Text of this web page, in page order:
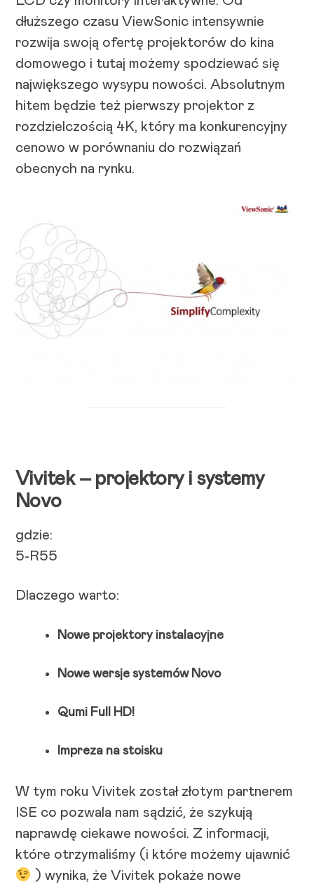
dłuższego czasu ViewSonic intensywnie
rozwija swoją ofertę projektorów do kina
domowego i tutaj możemy spodziewać się
największego wysypu nowości. Absolutnym
hitem będzie też pierwszy projektor z
rozdzielczością 4K, który ma konkurencyjny
cenowo w porównaniu do rozwiązań
obecnych na rynku.
Vivitek – projektory i systemy
Novo
gdzie:
5-R55
Dlaczego warto:
Nowe projektory instalacyjne
Nowe wersje systemów Novo
Qumi Full HD!
Impreza na stoisku
W tym roku Vivitek został złotym partnerem
ISE co pozwala nam sądzić, że szykują
naprawdę ciekawe nowości. Z informacji,
które otrzymaliśmy (i które możemy ujawnić
) wynika, że Vivitek pokaże nowe